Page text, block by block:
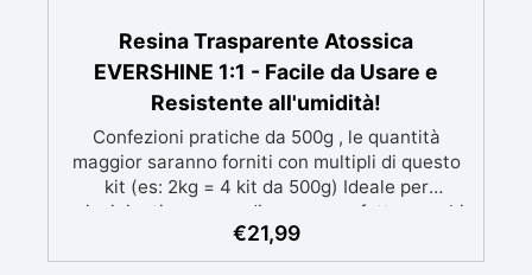
Resina Trasparente Atossica
EVERSHINE 1:1 - Facile da Usare e
Resistente all'umidità!
Confezioni pratiche da 500g , le quantità
maggior saranno forniti con multipli di questo
kit (es: 2kg = 4 kit da 500g) Ideale per
principianti: a prova di errore, perfetta per chi
inizia. Sempre lucida: garantisce una finitura
brillante e uniforme in ogni condizione.
€21,99